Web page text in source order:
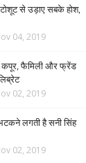
से उड़ाए सबके होश,
04, 2019
कपूर, फैमिली और फ्रेंड
02, 2019
लगती है सनी सिंह
02, 2019